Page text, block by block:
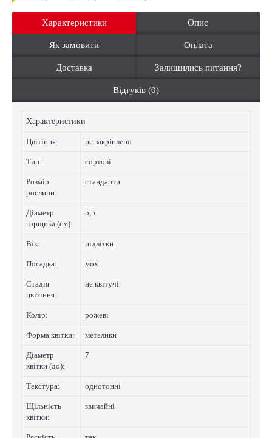
Характеристики Опис
Як замовити Оплата
Доставка Залишились питання?
Відгуків (0)
Характеристики
Цвiтiння: не закріплено
Тип: сортові
Розмір
рослини:
стандарти
Діаметр
горщика (см):
5,5
Вік: підлітки
Посадка: мох
Стадія
цвітіння:
не квітучі
Колip: рожеві
Форма квітки: метелики
Діаметр
квітки (до):
7
Текстура: однотонні
Щільність
квітки:
звичайні